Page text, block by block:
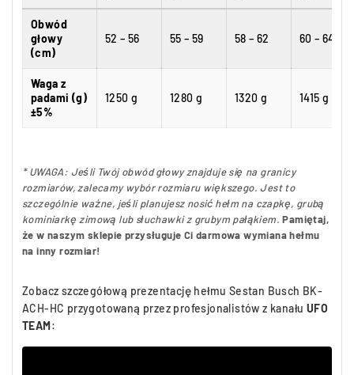
Obwód
głowy
(cm)
52 – 56 55 – 59 58 – 62 60 – 64
Waga z
padami (g)
±5%
1250 g 1280 g 1320 g 1415 g
* UWAGA: Jeśli Twój obwód głowy znajduje się na granicy
rozmiarów, zalecamy wybór rozmiaru większego. Jest to
szczególnie ważne, jeśli planujesz nosić hełm na czapkę, grubą
kominiarkę zimową lub słuchawki z grubym pałąkiem.Pamiętaj,
że w naszym sklepie przysługuje Ci darmowa wymiana hełmu
na inny rozmiar!
Zobacz szczegółową prezentację hełmu Sestan Busch BK-
ACH-HC przygotowaną przez profesjonalistów z kanału UFO
TEAM: